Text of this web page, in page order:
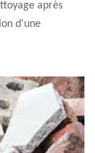
après
d'une